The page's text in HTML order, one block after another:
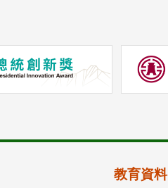
教育資料